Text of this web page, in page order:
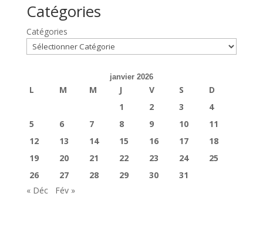
Catégories
Catégories
janvier 2026
L M M J V S
D
1
2 3
4
5
6 7 8 9 10
11
12
13 14 15 16 17
18
19
20 21 22 23 24
25
26
27 28 29 30
31
« Déc
Fév »